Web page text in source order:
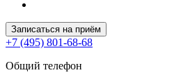
Записаться на приём
+7 (495) 801-68-68
Общий телефон